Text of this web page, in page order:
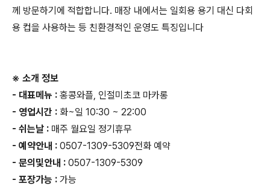
께 방문하기에 적합합니다. 매장 내에서는 일회용 용기 대신 다회
용 컵을 사용하는 등 친환경적인 운영도 특징입니다​
※ 소개 정보
- 대표메뉴 : 홍콩와플, 인절미초코 마카롱
- 영업시간 : 화~일 10:30 ~ 22:00
- 쉬는날 : 매주 월요일 정기휴무
- 예약안내 : 0507-1309-5309전화 예약
- 문의및안내 : 0507-1309-5309
- 포장가능 : 가능